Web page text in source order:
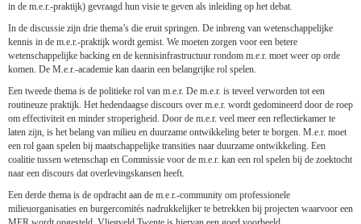
in de m.e.r.-praktijk) gevraagd hun visie te geven als inleiding op het debat.
In de discussie zijn drie thema’s die eruit springen. De inbreng van wetenschappelijke
kennis in de m.e.r.-praktijk wordt gemist. We moeten zorgen voor een betere
wetenschappelijke backing en de kennisinfrastructuur rondom m.e.r. moet weer op orde
komen. De M.e.r.-academie kan daarin een belangrijke rol spelen.
Een tweede thema is de politieke rol van m.e.r. De m.e.r. is teveel verworden tot een
routineuze praktijk. Het hedendaagse discours over m.e.r. wordt gedomineerd door de roep
om effectiviteit en minder stroperigheid. Door de m.e.r. veel meer een reflectiekamer te
laten zijn, is het belang van milieu en duurzame ontwikkeling beter te borgen. M.e.r. moet
een rol gaan spelen bij maatschappelijke transities naar duurzame ontwikkeling. Een
coalitie tussen wetenschap en Commissie voor de m.e.r. kan een rol spelen bij de zoektocht
naar een discours dat overlevingskansen heeft.
Een derde thema is de opdracht aan de m.e.r.-community om professionele
milieuorganisaties en burgercomités nadrukkelijker te betrekken bij projecten waarvoor een